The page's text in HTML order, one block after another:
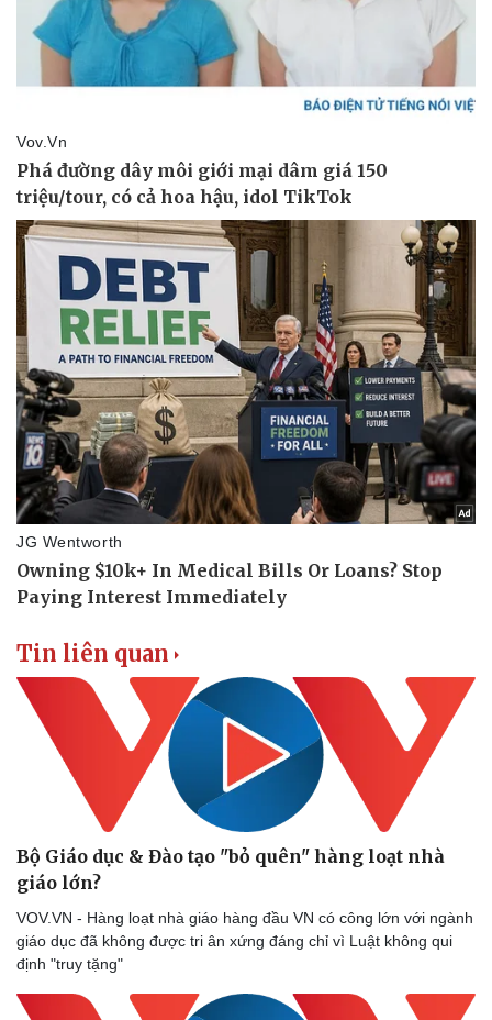
Doanh nghiệp
Doanh nhân
Vì cộng đồng
Công nghệ
Trải nghiệm
Chuyển đổi số
Tin liên quan
Bộ Giáo dục & Đào tạo "bỏ quên" hàng loạt nhà
giáo lớn?
VOV.VN - Hàng loạt nhà giáo hàng đầu VN có công lớn với ngành
giáo dục đã không được tri ân xứng đáng chỉ vì Luật không qui
định "truy tặng"